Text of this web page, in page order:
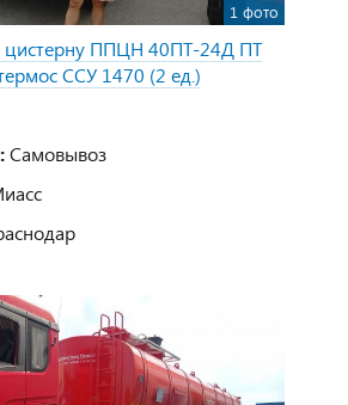
1 фото
цистерну ППЦН 40ПТ-24Д ПТ
ССУ 1470 (2 ед.)
Самовывоз